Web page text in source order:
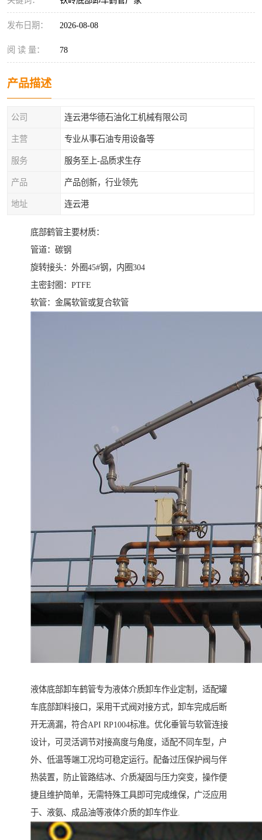
发布日期： 2026-08-08
阅 读 量： 78
产品描述
公司 连云港华德石油化工机械有限公司
主营 专业从事石油专用设备等
服务 服务至上-品质求生存
产品 产品创新，行业领先
地址 连云港
底部鹤管主要材质：
管道：碳钢
旋转接头：外圈45#钢，内圈304
主密封圈：PTFE
软管：金属软管或复合软管
液体底部卸车鹤管专为液体介质卸车作业定制，适配罐
车底部卸料接口，采用干式阀对接方式，卸车完成后断
开无滴漏，符合API RP1004标准。优化垂管与软管连接
设计，可灵活调节对接高度与角度，适配不同车型，户
外、低温等端工况均可稳定运行。配备过压保护阀与伴
热装置，防止管路结冰、介质凝固与压力突变，操作便
捷且维护简单，无需特殊工具即可完成维保，广泛应用
于、液氨、成品油等液体介质的卸车作业.